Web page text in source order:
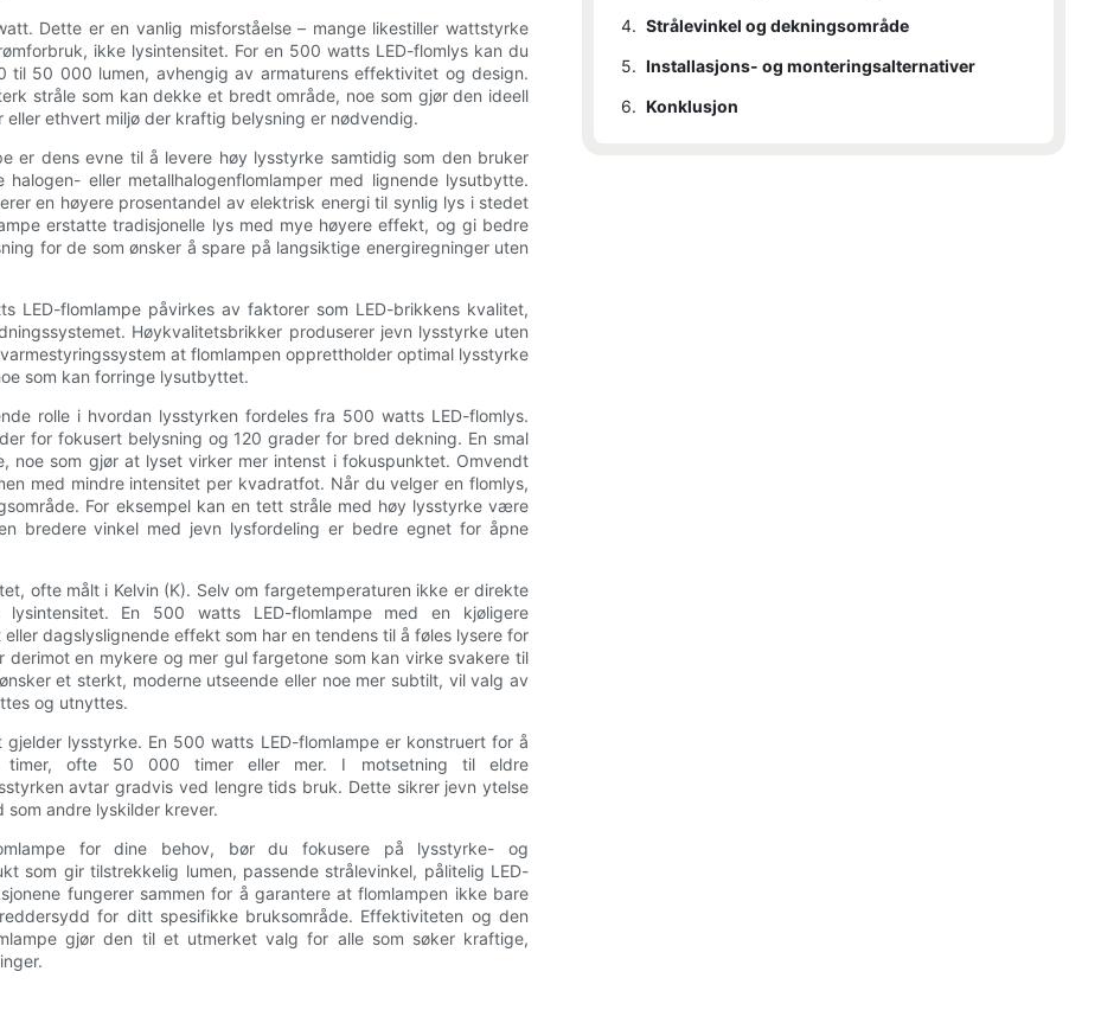
Dette er en vanlig misforståelse – mange likestiller wattstyrke
ikke lysintensitet. For en 500 watts LED-flomlys kan du
50 000 lumen, avhengig av armaturens effektivitet og design.
stråle som kan dekke et bredt område, noe som gjør den ideell
ethvert miljø der kraftig belysning er nødvendig.
er dens evne til å levere høy lysstyrke samtidig som den bruker
eller metallhalogenflomlamper med lignende lysutbytte.
en høyere prosentandel av elektrisk energi til synlig lys i stedet
erstatte tradisjonelle lys med mye høyere effekt, og gi bedre
for de som ønsker å spare på langsiktige energiregninger uten
LED-flomlampe påvirkes av faktorer som LED-brikkens kvalitet,
Høykvalitetsbrikker produserer jevn lysstyrke uten
at flomlampen opprettholder optimal lysstyrke
som kan forringe lysutbyttet.
rolle i hvordan lysstyrken fordeles fra 500 watts LED-flomlys.
for fokusert belysning og 120 grader for bred dekning. En smal
noe som gjør at lyset virker mer intenst i fokuspunktet. Omvendt
med mindre intensitet per kvadratfot. Når du velger en flomlys,
For eksempel kan en tett stråle med høy lysstyrke være
bredere vinkel med jevn lysfordeling er bedre egnet for åpne
ofte målt i Kelvin (K). Selv om fargetemperaturen ikke er direkte
En 500 watts LED-flomlampe med en kjøligere
dagslyslignende effekt som har en tendens til å føles lysere for
en mykere og mer gul fargetone som kan virke svakere til
et sterkt, moderne utseende eller noe mer subtilt, vil valg av
og utnyttes.
lysstyrke. En 500 watts LED-flomlampe er konstruert for å
timer, ofte 50 000 timer eller mer. I motsetning til eldre
avtar gradvis ved lengre tids bruk. Dette sikrer jevn ytelse
andre lyskilder krever.
for dine behov, bør du fokusere på lysstyrke- og
som gir tilstrekkelig lumen, passende strålevinkel, pålitelig LED-
fungerer sammen for å garantere at flomlampen ikke bare
for ditt spesifikke bruksområde. Effektiviteten og den
gjør den til et utmerket valg for alle som søker kraftige,
4. Strålevinkel og dekningsområde
5. Installasjons- og monteringsalternativer
6. Konklusjon